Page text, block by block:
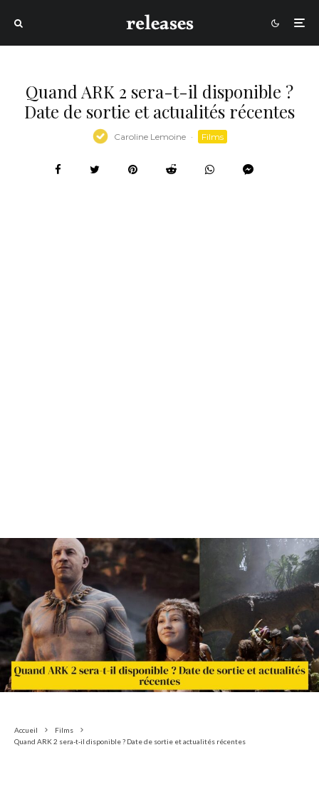
Quand ARK 2 sera-t-il disponible ?
Date de sortie et actualités récentes
Caroline Lemoine · Films
Accueil
Films
Quand ARK 2 sera-t-il disponible ? Date de sortie et actualités récentes